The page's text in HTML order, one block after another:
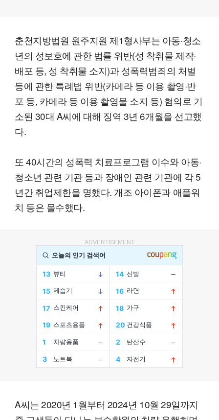
춘천지방법원 원주지원 제1형사부는 아동·청소
년의 성보호에 관한 법률 위반(성 착취물 제작·
배포 등, 성 착취물 소지)과 성폭력범죄의 처벌
등에 관한 특례법 위반(카메라 등 이용 촬영·반
포 등, 카메라 등 이용 촬영물 소지 등) 혐의로 기
소된 30대 A씨에 대해 징역 3년 6개월을 선고했
다.
또 40시간의 성폭력 치료프로그램 이수와 아동·
청소년 관련 기관 등과 장애인 관련 기관에 각 5
년간 취업제한을 명했다. 개조 아이폰과 애플워
치 등은 몰수했다.
ADVERTISEMENT
A씨는 2020년 1월부터 2024년 10월 29일까지